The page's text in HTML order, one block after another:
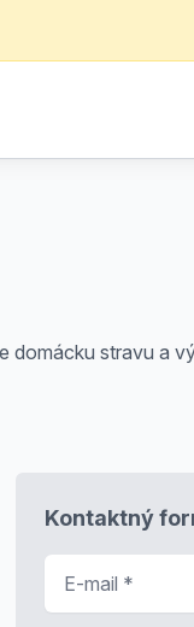
domácku stravu a
Kontaktný